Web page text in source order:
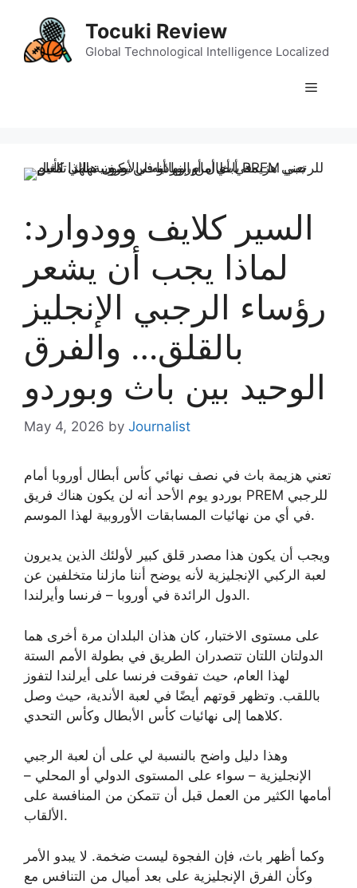
content
Tocuki Review
Global Technological Intelligence Localized
Menu
السير كلايف وودوارد:
لماذا يجب أن يشعر
رؤساء الرجبي الإنجليز
بالقلق… والفرق
الوحيد بين باث وبوردو
May 4, 2026 by Journalist
تعني هزيمة باث في نصف نهائي كأس أبطال أوروبا أمام
بوردو يوم الأحد أنه لن يكون هناك فريق PREM للرجبي
في أي من نهائيات المسابقات الأوروبية لهذا الموسم.
ويجب أن يكون هذا مصدر قلق كبير لأولئك الذين يديرون
لعبة الركبي الإنجليزية لأنه يوضح أننا مازلنا متخلفين عن
الدول الرائدة في أوروبا – فرنسا وأيرلندا.
على مستوى الاختبار، كان هذان البلدان مرة أخرى هما
الدولتان اللتان تتصدران الطريق في بطولة الأمم الستة
لهذا العام، حيث تفوقت فرنسا على أيرلندا لتفوز
باللقب. وتظهر قوتهم أيضًا في لعبة الأندية، حيث وصل
كلاهما إلى نهائيات كأس الأبطال وكأس التحدي.
وهذا دليل واضح بالنسبة لي على أن لعبة الرجبي
الإنجليزية – سواء على المستوى الدولي أو المحلي –
أمامها الكثير من العمل قبل أن تتمكن من المنافسة على
الألقاب.
وكما أظهر باث، فإن الفجوة ليست ضخمة. لا يبدو الأمر
وكأن الفرق الإنجليزية على بعد أميال من التنافس مع